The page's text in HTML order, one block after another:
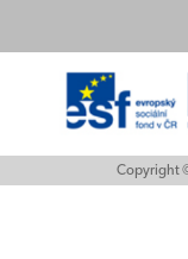
Copyright